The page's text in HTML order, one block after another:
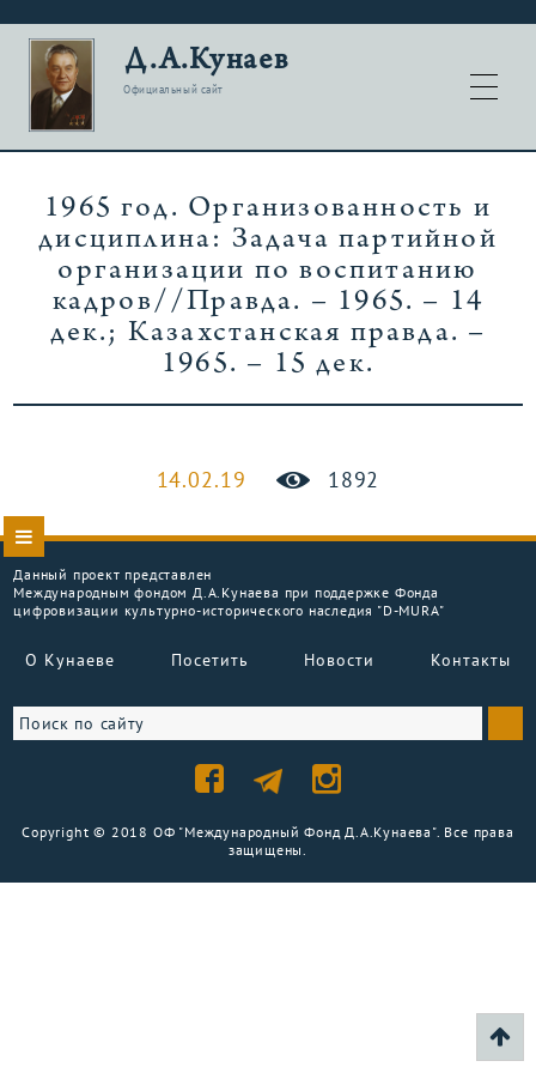
Д.А.Кунаев
Официальный сайт
1965 год. Организованность и
дисциплина: Задача партийной
организации по воспитанию
кадров//Правда. – 1965. – 14
дек.; Казахстанская правда. –
1965. – 15 дек.
14.02.19 1892
Данный проект представлен
Международным фондом Д.А.Кунаева при поддержке Фонда
цифровизации культурно-исторического наследия "D-MURA"
О Кунаеве Посетить Новости Контакты
Copyright © 2018 ОФ "Международный Фонд Д.А.Кунаева". Все права
защищены.